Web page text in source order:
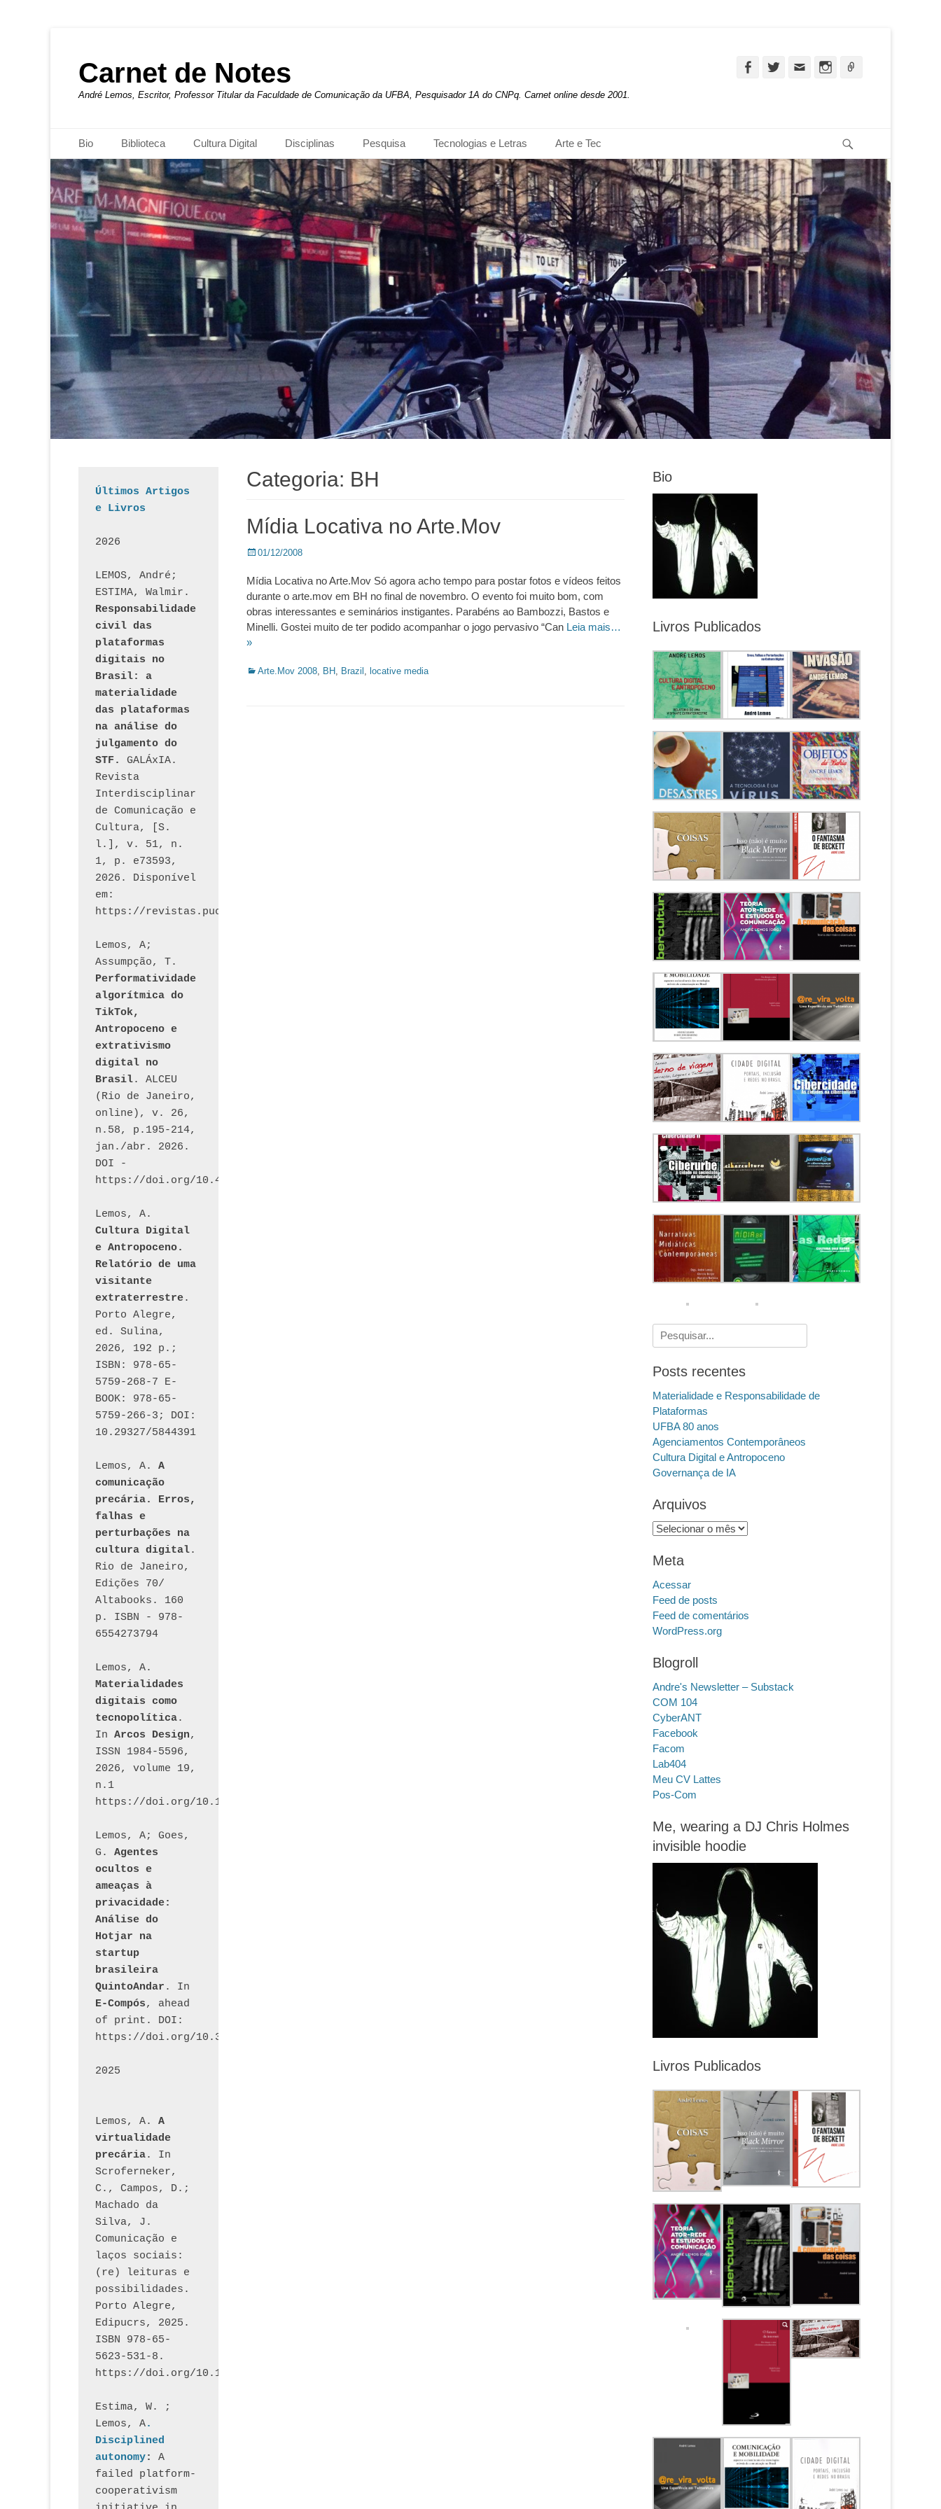
Carnet de Notes
André Lemos, Escritor, Professor Titular da Faculdade de Comunicação da UFBA, Pesquisador 1A do CNPq. Carnet online desde 2001.
FacebookTwitterEmail Instagram
Menu principal
para
o
conteúdo
Bio Biblioteca Cultura Digital Disciplinas Pesquisa Tecnologias e Letras Arte e Tec
Categoria: BH
Mídia Locativa no Arte.Mov
Posted
01/12/2008
Mídia Locativa no Arte.Mov Só agora acho tempo para postar fotos e vídeos feitos
durante o arte.mov em BH no final de novembro. O evento foi muito bom, com
obras interessantes e seminários instigantes. Parabéns ao Bambozzi, Bastos e
Minelli. Gostei muito de ter podido acompanhar o jogo pervasivo “Can Leia mais…
»
Categorias:
Arte.Mov 2008, BH , Brazil , locative media
Bio
Livros Publicados
Pesquisar
por:
Posts recentes
Materialidade e Responsabilidade de
Plataformas
UFBA 80 anos
Agenciamentos Contemporâneos
Cultura Digital e Antropoceno
Governança de IA
Arquivos
Arquivos
Meta
Acessar
Feed de posts
Feed de comentários
WordPress.org
Blogroll
Andre's Newsletter – Substack
COM 104
CyberANT
Facebook
Facom
Lab404
Meu CV Lattes
Pos-Com
Me, wearing a DJ Chris Holmes
invisible hoodie
Livros Publicados
Últimos Artigos
e Livros
2026
LEMOS, André;
Responsabilidade
civil das
plataformas
digitais no
Brasil: a
materialidade
das plataformas
na análise do
julgamento do
STF.
GALÁxIA.
Revista
Interdisciplinar
de Comunicação e
Cultura, [S.
l.], v. 51, n.
1, p. e73593,
2026. Disponível
em:
Lemos, A;
Performatividade
algorítmica do
TikTok,
Antropoceno e
extrativismo
digital no
Brasil. ALCEU
(Rio de Janeiro,
online), v. 26,
n.58, p.195-214,
jan./abr. 2026.
DOI -
https://doi.org/10.46391/ALCEU.v26.ed58.2026.528
Cultura Digital
e Antropoceno.
Relatório de uma
visitante
extraterrestre.
Porto Alegre,
ed. Sulina,
2026, 192 p.;
ISBN: 978-65-
5759-268-7 E-
BOOK: 978-65-
5759-266-3; DOI:
10.29327/5844391
Lemos, A. A
comunicação
precária. Erros,
falhas e
perturbações na
cultura digital.
Rio de Janeiro,
Edições 70/
Altabooks. 160
p. ISBN - 978-
6554273794
Materialidades
digitais como
tecnopolítica.
In Arcos Design,
ISSN 1984-5596,
2026, volume 19,
n.1
https://doi.org/10.12957/arcosdesign.2026.95390
Lemos, A; Goes,
G. Agentes
ocultos e
ameaças à
privacidade:
Análise do
Hotjar na
startup
brasileira
QuintoAndar
E-Compós, ahead
of print. DOI:
https://doi.org/10.30962/ecomps.3231
2025
Lemos, A. A
virtualidade
precária. In
Scroferneker,
C., Campos, D.;
Machado da
Silva, J.
Comunicação e
laços sociais:
(re) leituras e
possibilidades.
Porto Alegre,
Edipucrs, 2025.
ISBN 978-65-
5623-531-8.
https://doi.org/10.15448/1877.3
Estima, W. ;
Lemos, A.
Disciplined
autonomy: A
failed platform-
cooperativism